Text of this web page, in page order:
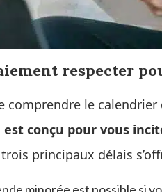
respecter
comprendre le
est conçu pour vous
principaux délais